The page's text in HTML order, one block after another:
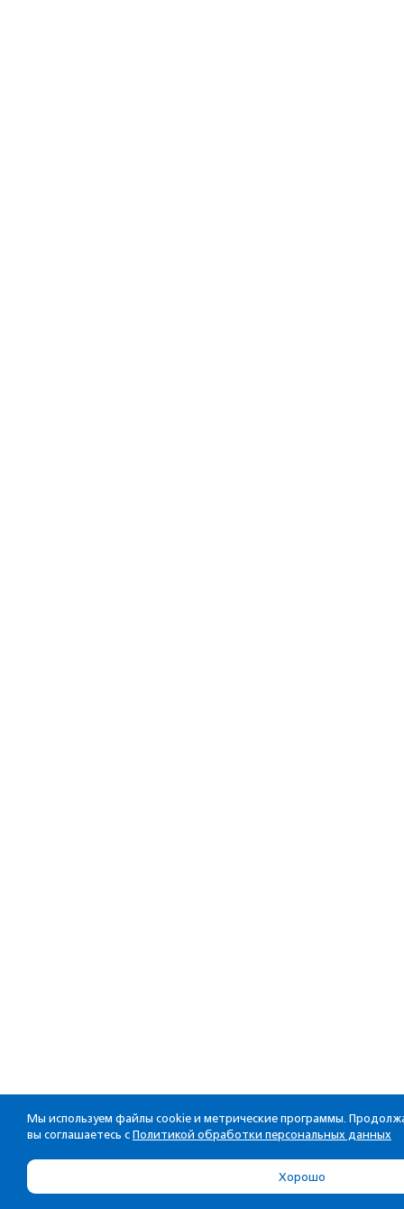
Мы используем файлы cookie и метрические программы.
вы соглашаетесь с Политикой обработки персональных данных
Хорошо